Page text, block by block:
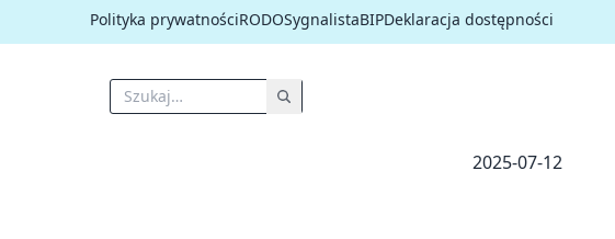
Polityka prywatnościRODOSygnalistaBIPDeklaracja dostępności
2025-07-12